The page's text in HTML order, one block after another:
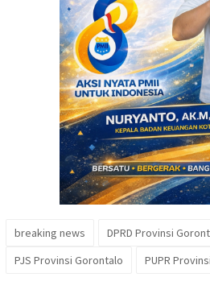
breaking news DPRD Provinsi
PJS Provinsi Gorontalo
PUPR